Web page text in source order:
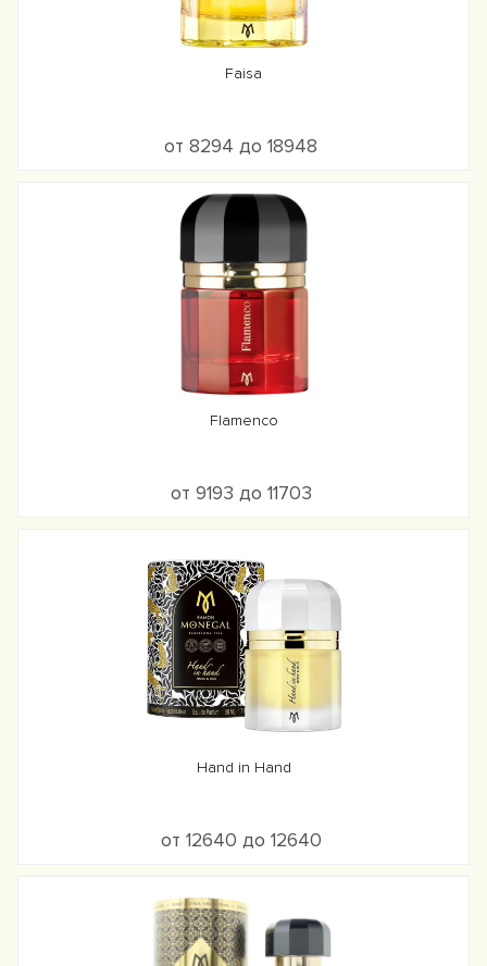
Faisa
от 8294 до 18948
Flamenco
от 9193 до 11703
Hand in Hand
от 12640 до 12640